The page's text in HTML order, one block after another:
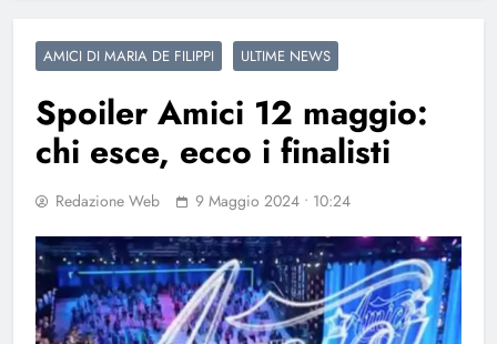
AMICI DI MARIA DE FILIPPI ULTIME NEWS
Spoiler Amici 12 maggio:
chi esce, ecco i finalisti
Redazione Web 9 Maggio 2024 • 10:24